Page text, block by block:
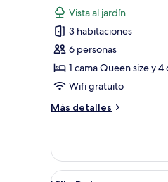
fotos
de
Departamento
de
lujo
opinión)
Vista al jardín
3 habitaciones
6 personas
1 cama Queen size y
Wifi gratuito
Más detalles
Más
de
lujo
Abrir